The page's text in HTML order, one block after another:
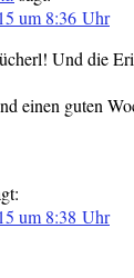
um 8:36 Uhr
Und die
einen guten
um 8:38 Uhr